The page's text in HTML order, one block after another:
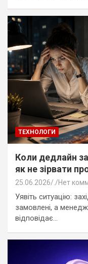
ТЕХНОЛОГИ
Коли дедлайн
як не зірвати
25.06.2026 Нет
Уявіть ситуацію:
замовлені, а
відповідає…